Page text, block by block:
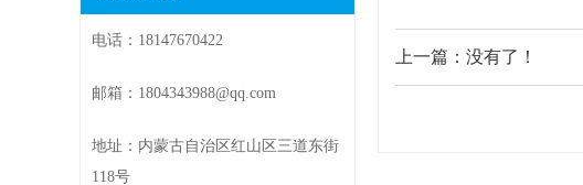
电话：18147670422
邮箱：1804343988@qq.com
地址：内蒙古自治区红山区三道东街
118号
上一篇：没有了！